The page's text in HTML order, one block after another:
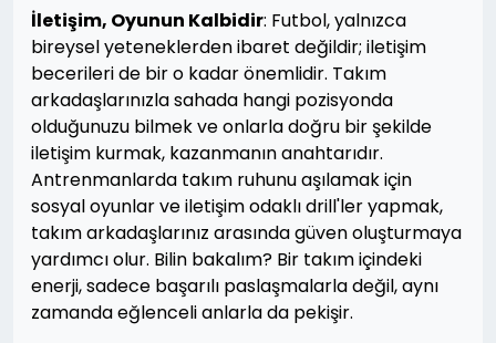
İletişim, Oyunun Kalbidir: Futbol, yalnızca
bireysel yeteneklerden ibaret değildir; iletişim
becerileri de bir o kadar önemlidir. Takım
arkadaşlarınızla sahada hangi pozisyonda
olduğunuzu bilmek ve onlarla doğru bir şekilde
iletişim kurmak, kazanmanın anahtarıdır.
Antrenmanlarda takım ruhunu aşılamak için
sosyal oyunlar ve iletişim odaklı drill'ler yapmak,
takım arkadaşlarınız arasında güven oluşturmaya
yardımcı olur. Bilin bakalım? Bir takım içindeki
enerji, sadece başarılı paslaşmalarla değil, aynı
zamanda eğlenceli anlarla da pekişir.